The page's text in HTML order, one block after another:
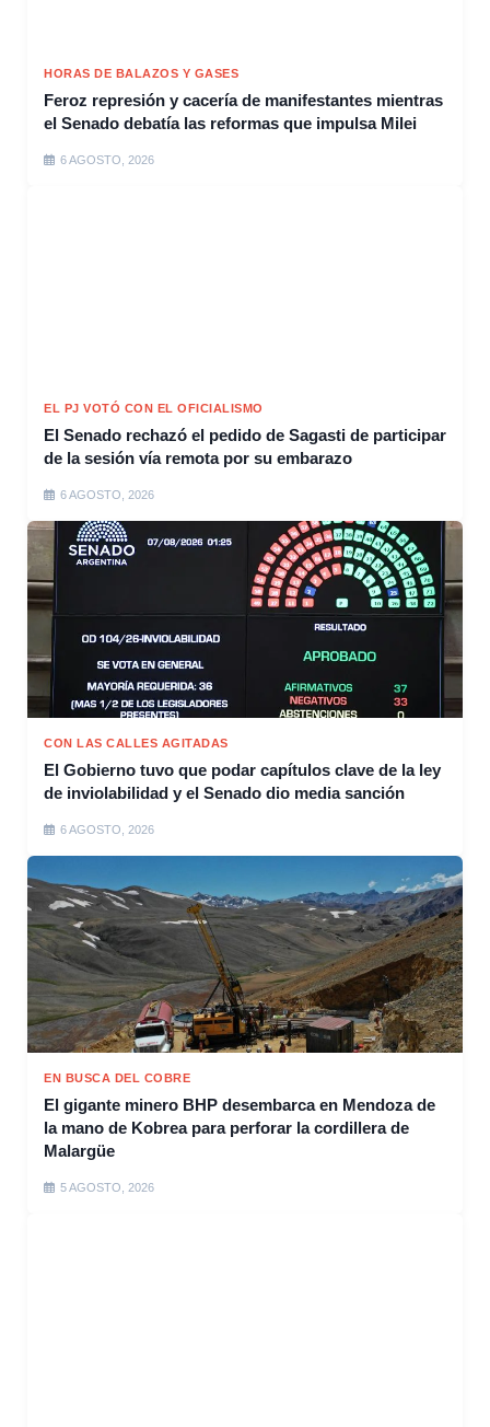
HORAS DE BALAZOS Y GASES
Feroz represión y cacería de manifestantes mientras
el Senado debatía las reformas que impulsa Milei
6 AGOSTO, 2026
EL PJ VOTÓ CON EL OFICIALISMO
El Senado rechazó el pedido de Sagasti de participar
de la sesión vía remota por su embarazo
6 AGOSTO, 2026
CON LAS CALLES AGITADAS
El Gobierno tuvo que podar capítulos clave de la ley
de inviolabilidad y el Senado dio media sanción
6 AGOSTO, 2026
EN BUSCA DEL COBRE
El gigante minero BHP desembarca en Mendoza de
la mano de Kobrea para perforar la cordillera de
Malargüe
5 AGOSTO, 2026